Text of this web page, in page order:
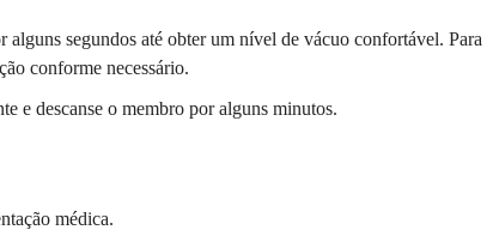
segundos até obter um nível de vácuo confortável. Para
conforme necessário.
e descanse o membro por alguns minutos.
médica.